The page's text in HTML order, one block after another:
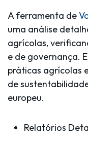
A ferramenta de
uma análise
agrícolas,
e de governança.
práticas agrícolas
de
europeu.
Relatórios